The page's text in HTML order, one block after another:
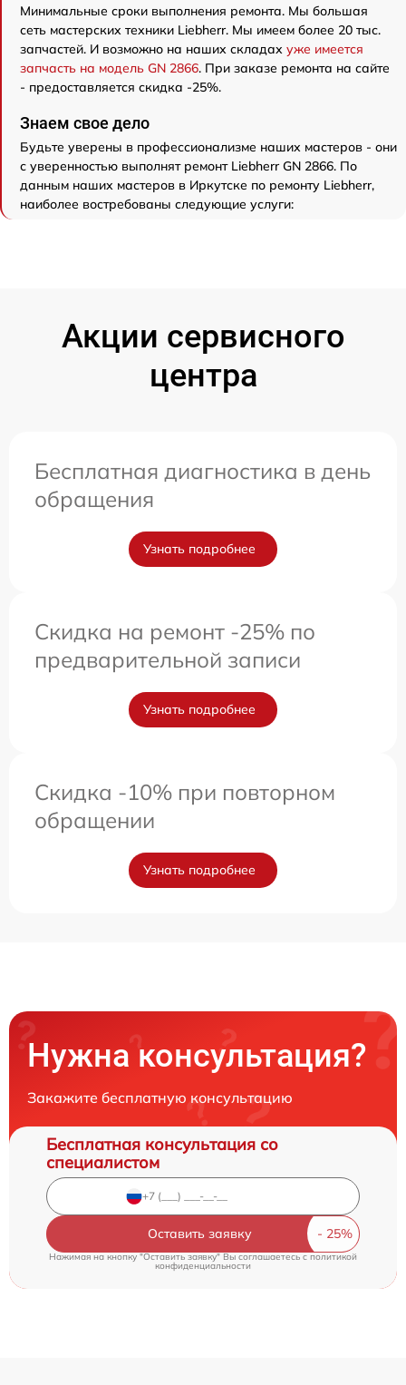
Минимальные сроки выполнения ремонта. Мы большая
сеть мастерских техники Liebherr. Мы имеем более 20 тыс.
запчастей. И возможно на наших складах уже имеется
запчасть на модель GN 2866. При заказе ремонта на сайте
- предоставляется скидка -25%.
Знаем свое дело
Будьте уверены в профессионализме наших мастеров - они
с уверенностью выполнят ремонт Liebherr GN 2866. По
данным наших мастеров в Иркутске по ремонту Liebherr,
наиболее востребованы следующие услуги:
Акции сервисного
центра
Бесплатная диагностика в день
обращения
Узнать подробнее
Скидка на ремонт -25% по
предварительной записи
Узнать подробнее
Скидка -10% при повторном
обращении
Узнать подробнее
Нужна консультация?
Закажите бесплатную консультацию
Бесплатная консультация со
специалистом
Оставить заявку
Нажимая на кнопку "Оставить заявку" Вы соглашаетесь cполитикой
конфиденциальности